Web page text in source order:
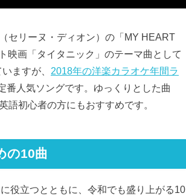
セリーヌ・ディオン）の「MY HEART
映画「タイタニック」のテーマ曲として
ますが、 2018年の洋楽カラオケ年間ラ
番人気ソングです。ゆっくりとした曲
語初心者の方にもおすすめです。
の10曲
役立つとともに、令和でも盛り上がる10